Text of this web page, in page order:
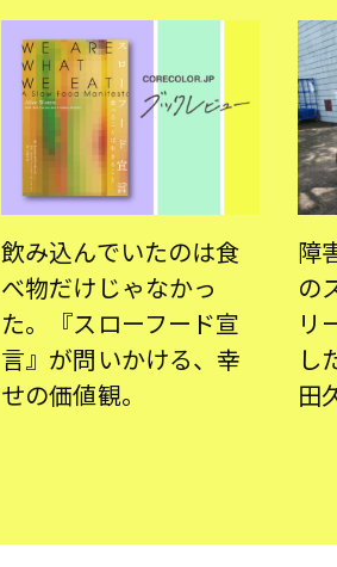
飲み込んでいたのは食
べ物だけじゃなかっ
た。『スローフード宣
言』が問いかける、幸
せの価値観。
障
の
リ
し
田